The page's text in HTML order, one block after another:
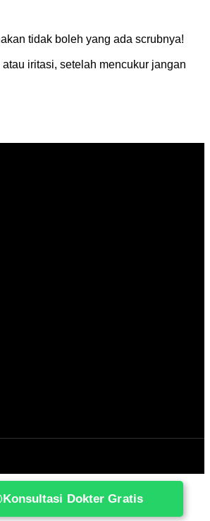
tidak boleh yang ada scrubnya!
iritasi, setelah mencukur jangan
Konsultasi Dokter Gratis